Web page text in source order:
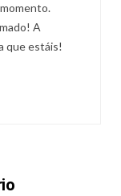
A
que estáis!